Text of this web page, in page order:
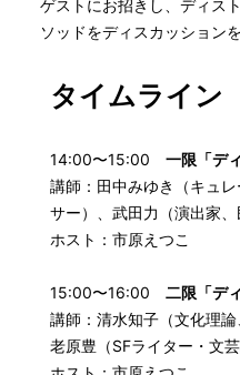
ゲストにお招きし、ディス
ソッドをディスカッション
タイムライン
14:00〜15:00一限「デ
講師：田中みゆき（キュ
サー）、武田力（演出家、
ホスト：市原えつこ
15:00〜16:00二限「デ
講師：清水知子（文化理
老原豊（SFライター・文芸